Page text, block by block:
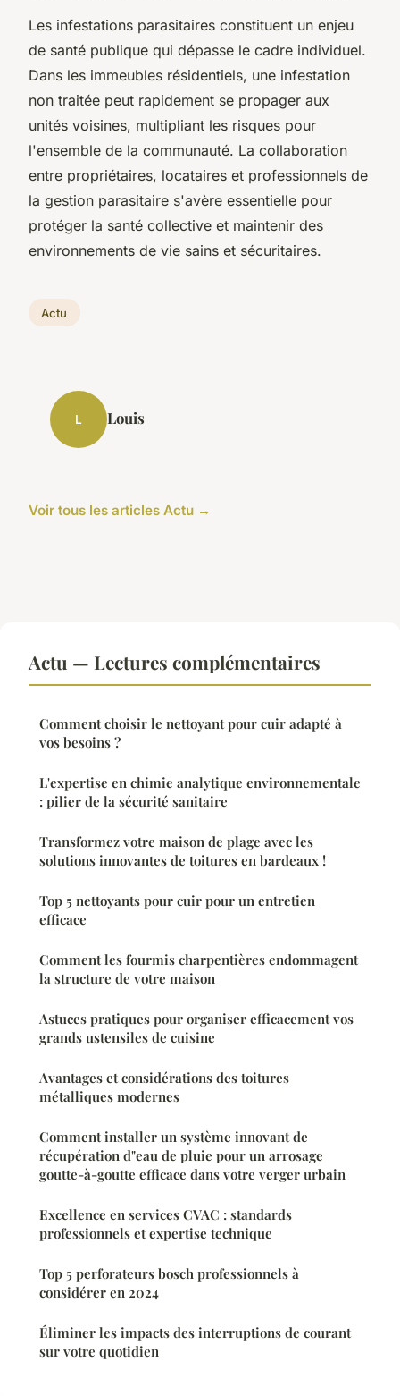
Les infestations parasitaires constituent un enjeu
de santé publique qui dépasse le cadre individuel.
Dans les immeubles résidentiels, une infestation
non traitée peut rapidement se propager aux
unités voisines, multipliant les risques pour
l'ensemble de la communauté. La collaboration
entre propriétaires, locataires et professionnels de
la gestion parasitaire s'avère essentielle pour
protéger la santé collective et maintenir des
environnements de vie sains et sécuritaires.
Actu
L Louis
Voir tous les articles Actu →
Actu — Lectures complémentaires
Comment choisir le nettoyant pour cuir adapté à
vos besoins ?
L'expertise en chimie analytique environnementale
: pilier de la sécurité sanitaire
Transformez votre maison de plage avec les
solutions innovantes de toitures en bardeaux !
Top 5 nettoyants pour cuir pour un entretien
efficace
Comment les fourmis charpentières endommagent
la structure de votre maison
Astuces pratiques pour organiser efficacement vos
grands ustensiles de cuisine
Avantages et considérations des toitures
métalliques modernes
Comment installer un système innovant de
récupération d"eau de pluie pour un arrosage
goutte-à-goutte efficace dans votre verger urbain
Excellence en services CVAC : standards
professionnels et expertise technique
Top 5 perforateurs bosch professionnels à
considérer en 2024
Éliminer les impacts des interruptions de courant
sur votre quotidien